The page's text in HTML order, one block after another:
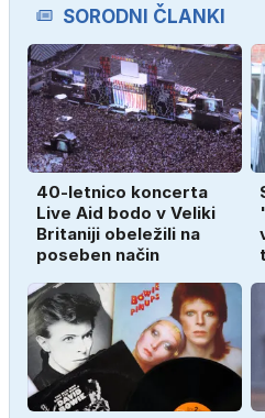
SORODNI ČLANKI
40-letnico koncerta
Live Aid bodo v Veliki
Britaniji obeležili na
poseben način